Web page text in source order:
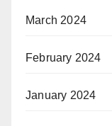
March 2024
February 2024
January 2024